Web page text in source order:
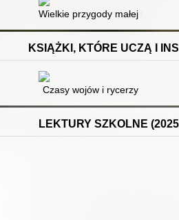
która chciała zaprzyjaźnić
Wielkie przygody małej
KSIĄŻKI, KTÓRE UCZĄ I
Czasy wojów i rycerzy
LEKTURY SZKOLNE